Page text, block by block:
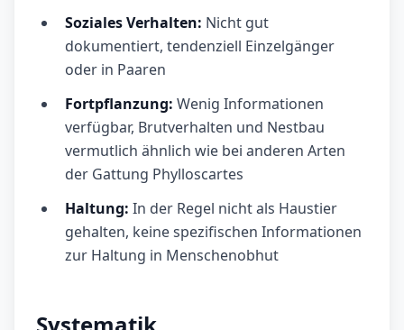
Soziales Verhalten: Nicht gut
dokumentiert, tendenziell Einzelgänger
oder in Paaren
Fortpflanzung: Wenig Informationen
verfügbar, Brutverhalten und Nestbau
vermutlich ähnlich wie bei anderen Arten
der Gattung Phylloscartes
Haltung: In der Regel nicht als Haustier
gehalten, keine spezifischen Informationen
zur Haltung in Menschenobhut